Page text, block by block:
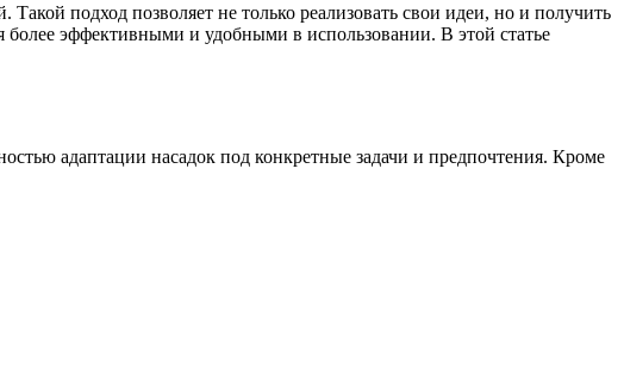
подход позволяет не только реализовать свои идеи, но и получить
эффективными и удобными в использовании. В этой статье
адаптации насадок под конкретные задачи и предпочтения. Кроме